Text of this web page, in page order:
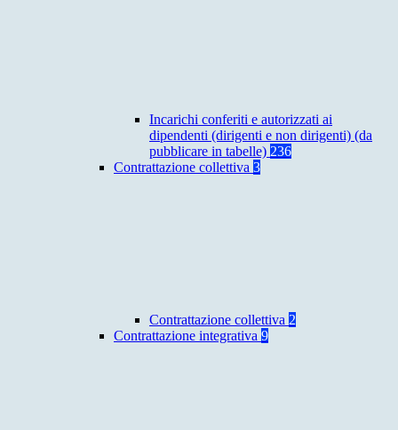
Incarichi conferiti e autorizzati ai
dipendenti (dirigenti e non dirigenti) (da
pubblicare in tabelle) 236
Contrattazione collettiva 3
Contrattazione collettiva 2
Contrattazione integrativa 9